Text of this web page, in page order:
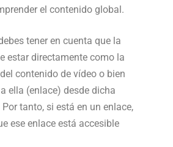
el contenido global.
tener en cuenta que la
estar directamente como la
contenido de vídeo o bien
ella (enlace) desde dicha
tanto, si está en un enlace,
ese enlace está accesible